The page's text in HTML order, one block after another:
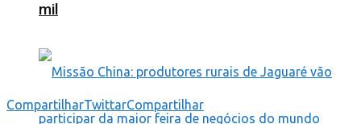
mil
CompartilharTwittarCompartilhar